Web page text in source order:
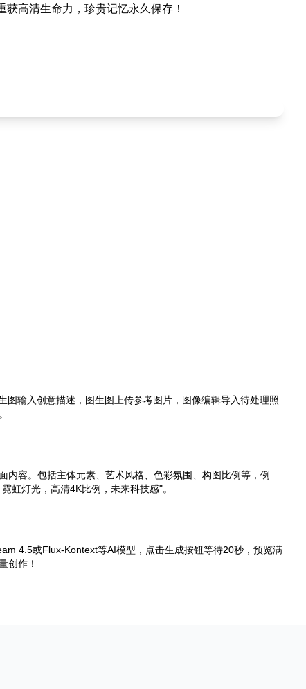
高清生命力，珍贵记忆永久保存！
图输入创意描述，图生图上传参考图片，图像编辑导入待处理照
内容。包括主体元素、艺术风格、色彩氛围、构图比例等，例
虹灯光，高清4K比例，未来科技感"。
4.5或Flux-Kontext等AI模型，点击生成按钮等待20秒，预览满
创作！